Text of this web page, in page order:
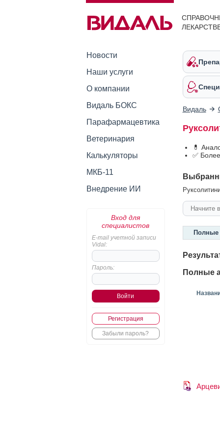
Новости
Наши услуги
О компании
Видаль БОКС
Парафармацевтика
Ветеринария
Калькуляторы
МКБ-11
Внедрение ИИ
Вход для
специалистов
E-mail учетной записи
Vidal:
Пароль:
Регистрация
Забыли пароль?
Видаль
💊
✅
Полные
Полные